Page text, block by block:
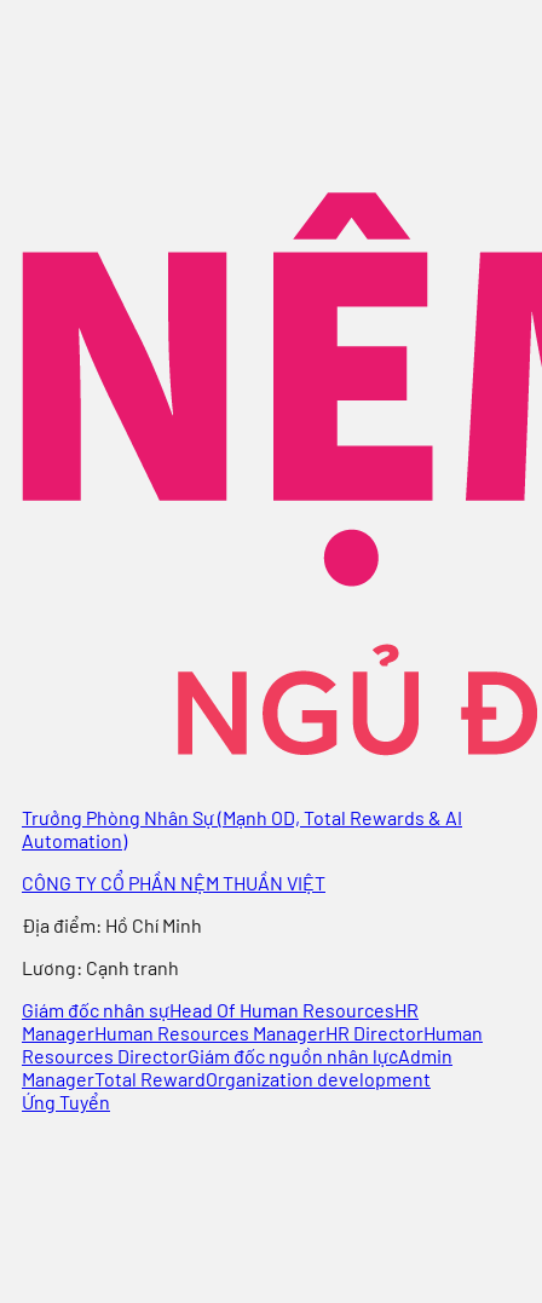
Trưởng Phòng Nhân Sự (Mạnh OD, Total Rewards & AI
Automation)
CÔNG TY CỔ PHẦN NỆM THUẦN VIỆT
Địa điểm: Hồ Chí Minh
Lương: Cạnh tranh
Giám đốc nhân sựHead Of Human ResourcesHR
ManagerHuman Resources ManagerHR DirectorHuman
Resources DirectorGiám đốc nguồn nhân lựcAdmin
ManagerTotal RewardOrganization development
Ứng Tuyển